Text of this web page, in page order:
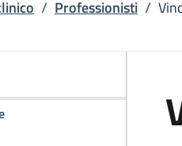
/ Professionisti /
della pagina Vincenza Nappi
Vincenza Nappi